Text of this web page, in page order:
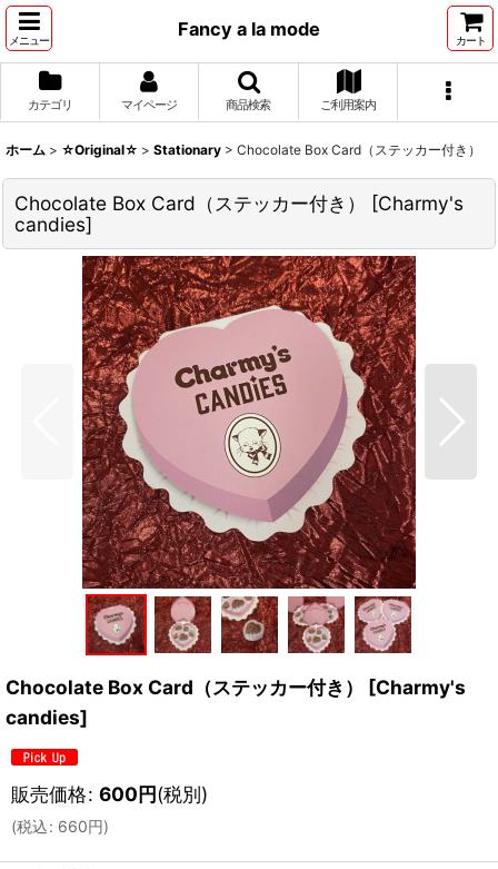
メニュー
Fancy a la mode
カート
カテゴリ マイページ 商品検索 ご利用案内
ホーム > ☆Original☆ > Stationary > Chocolate Box Card（ステッカー付き）
Chocolate Box Card（ステッカー付き） [Charmy's
candies]
Chocolate Box Card（ステッカー付き） [Charmy's
candies]
販売価格: 600円(税別)
(税込: 660円)